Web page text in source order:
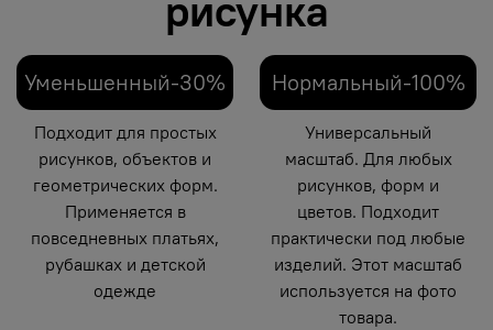
Уменьшенный-30%
Подходит для простых
рисунков, объектов и
геометрических форм.
Применяется в
повседневных платьях,
рубашках и детской
одежде
Нормальный-100%
Универсальный
масштаб. Для любых
рисунков, форм и
цветов. Подходит
практически под любые
изделий. Этот масштаб
используется на фото
товара.